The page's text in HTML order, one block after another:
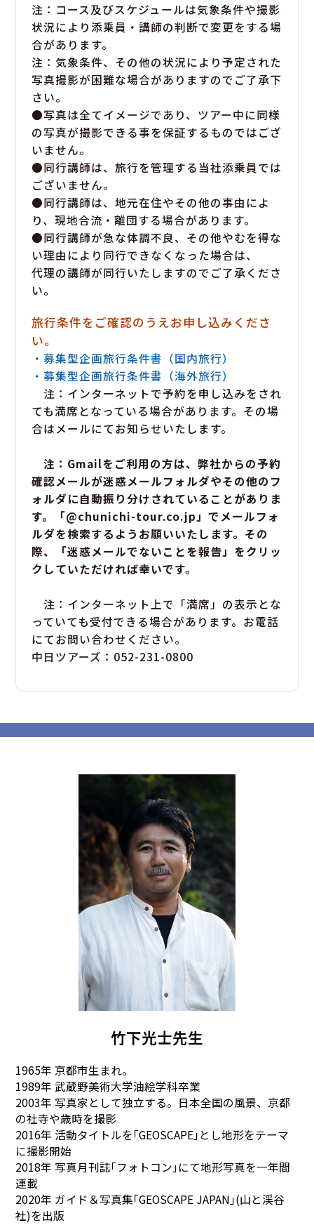
注：コース及びスケジュールは気象条件や撮影
状況により添乗員・講師の判断で変更をする場
合があります。
注：気象条件、その他の状況により予定された
写真撮影が困難な場合がありますのでご了承下
さい。
●写真は全てイメージであり、ツアー中に同様
の写真が撮影できる事を保証するものではござ
いません。
●同行講師は、旅行を管理する当社添乗員では
ございません。
●同行講師は、地元在住やその他の事由によ
り、現地合流・離団する場合があります。
●同行講師が急な体調不良、その他やむを得な
い理由により同行できなくなった場合は、
代理の講師が同行いたしますのでご了承くださ
い。
旅行条件をご確認のうえお申し込みくださ
い。
・募集型企画旅行条件書（国内旅行）
・募集型企画旅行条件書（海外旅行）
注：インターネットで予約を申し込みをされ
ても満席となっている場合があります。その場
合はメールにてお知らせいたします。
注：Gmailをご利用の方は、弊社からの予約
確認メールが迷惑メールフォルダやその他のフ
ォルダに自動振り分けされていることがありま
す。「@chunichi-tour.co.jp」でメールフォ
ルダを検索するようお願いいたします。その
際、「迷惑メールでないことを報告」をクリッ
クしていただければ幸いです。
注：インターネット上で「満席」の表示とな
っていても受付できる場合があります。お電話
にてお問い合わせください。
中日ツアーズ：052-231-0800
竹下光士先生
1965年 京都市生まれ。
1989年 武蔵野美術大学油絵学科卒業
2003年 写真家として独立する。日本全国の風景、京都
の社寺や歳時を撮影
2016年 活動タイトルを｢GEOSCAPE｣とし地形をテーマ
に撮影開始
2018年 写真月刊誌｢フォトコン｣にて地形写真を一年間
連載
2020年 ガイド＆写真集｢GEOSCAPE JAPAN｣(山と渓谷
社)を出版